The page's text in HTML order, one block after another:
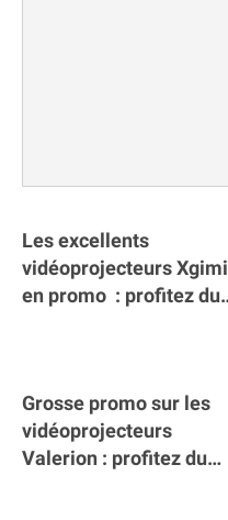
Les excellents
vidéoprojecteurs Xgimi
en promo : profitez du
Grosse promo sur les
vidéoprojecteurs
Valerion : profitez du